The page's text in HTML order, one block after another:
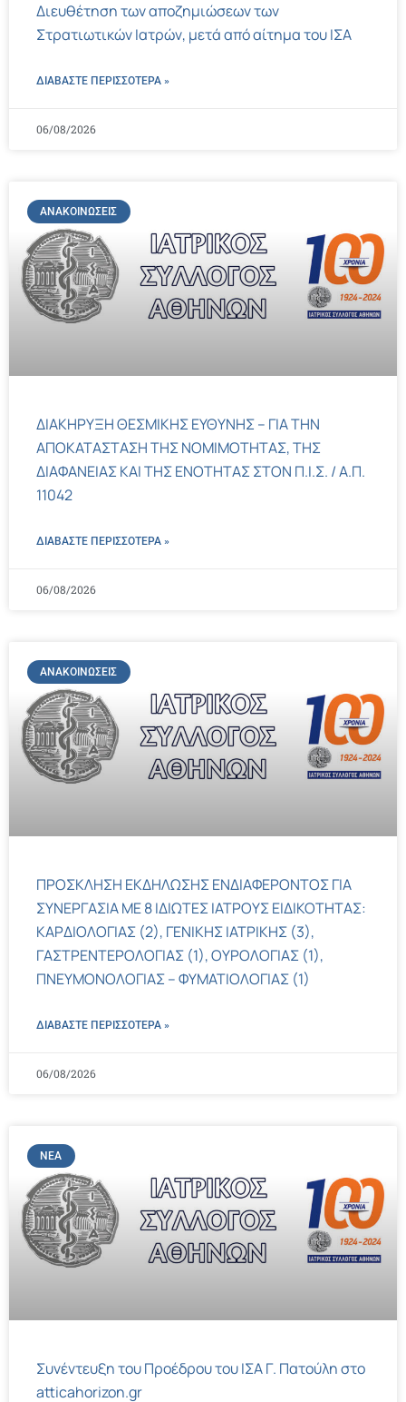
Διευθέτηση των αποζημιώσεων των
Στρατιωτικών Ιατρών, μετά από αίτημα του ΙΣΑ
ΔΙΑΒΑΣΤΕ ΠΕΡΙΣΣΌΤΕΡΑ »
06/08/2026
ΑΝΑΚΟΙΝΏΣΕΙΣ
ΔΙΑΚΗΡΥΞΗ ΘΕΣΜΙΚΗΣ ΕΥΘΥΝΗΣ – ΓΙΑ ΤΗΝ
ΑΠΟΚΑΤΑΣΤΑΣΗ ΤΗΣ ΝΟΜΙΜΟΤΗΤΑΣ, ΤΗΣ
ΔΙΑΦΑΝΕΙΑΣ ΚΑΙ ΤΗΣ ΕΝΟΤΗΤΑΣ ΣΤΟΝ Π.Ι.Σ. / Α.Π.
11042
ΔΙΑΒΑΣΤΕ ΠΕΡΙΣΣΌΤΕΡΑ »
06/08/2026
ΑΝΑΚΟΙΝΏΣΕΙΣ
ΠΡΟΣΚΛΗΣΗ ΕΚΔΗΛΩΣΗΣ ΕΝΔΙΑΦΕΡΟΝΤΟΣ ΓΙΑ
ΣΥΝΕΡΓΑΣΙΑ ΜΕ 8 ΙΔΙΩΤΕΣ ΙΑΤΡΟΥΣ ΕΙΔΙΚΟΤΗΤΑΣ:
ΚΑΡΔΙΟΛΟΓΙΑΣ (2), ΓΕΝΙΚΗΣ ΙΑΤΡΙΚΗΣ (3),
ΓΑΣΤΡΕΝΤΕΡΟΛΟΓΙΑΣ (1), ΟΥΡΟΛΟΓΙΑΣ (1),
ΠΝΕΥΜΟΝΟΛΟΓΙΑΣ – ΦΥΜΑΤΙΟΛΟΓΙΑΣ (1)
ΔΙΑΒΑΣΤΕ ΠΕΡΙΣΣΌΤΕΡΑ »
06/08/2026
ΝΈΑ
Συνέντευξη του Προέδρου του ΙΣΑ Γ. Πατούλη στο
atticahorizon.gr